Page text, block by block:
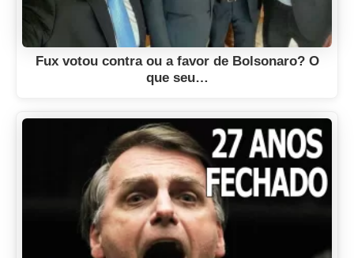
Fux votou contra ou a favor de Bolsonaro? O
que seu…